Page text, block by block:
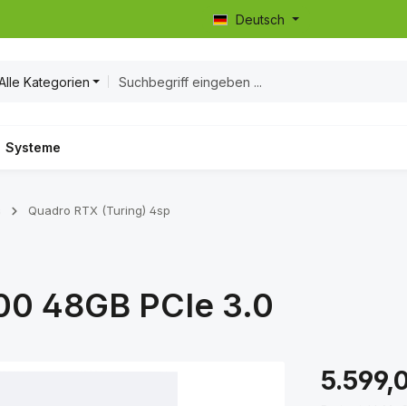
Deutsch
Kategorien
Systeme
Quadro RTX (Turing) 4sp
48GB PCIe 3.0
Regulärer